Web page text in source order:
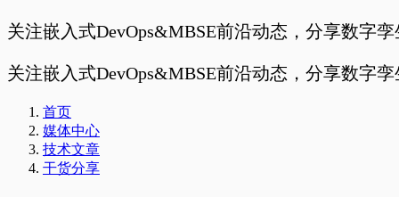
关注嵌入式DevOps&MBSE前沿动态，分享数字
关注嵌入式DevOps&MBSE前沿动态，分享数字
首页
媒体中心
技术文章
干货分享